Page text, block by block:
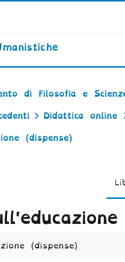
di Filosofia e
Didattica online
(dispense)
(dispense)